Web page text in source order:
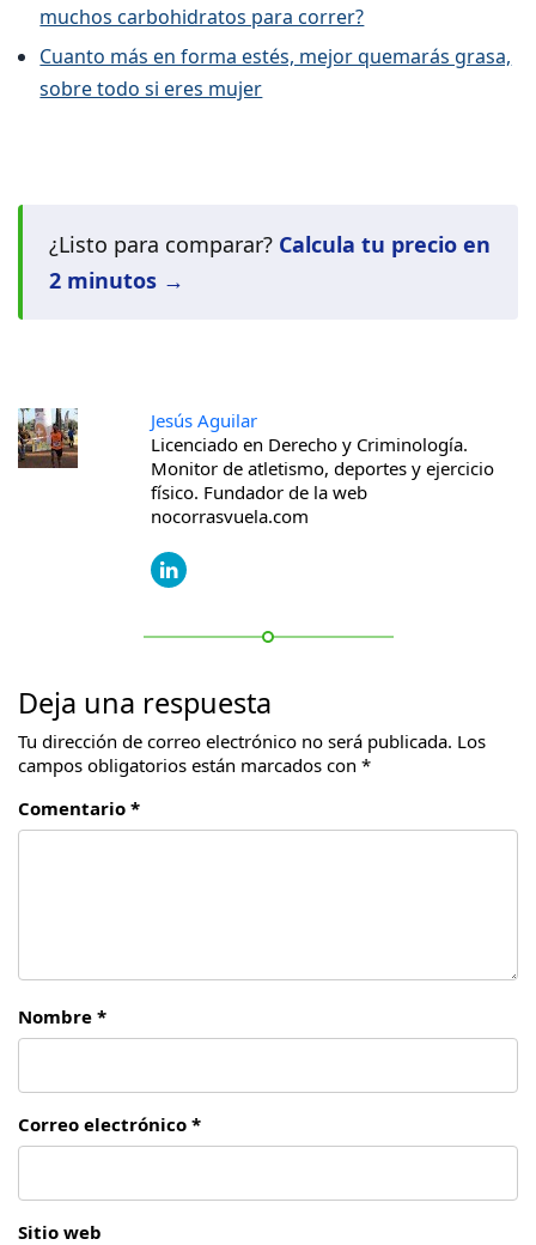
muchos carbohidratos para correr?
Cuanto más en forma estés, mejor quemarás grasa,
sobre todo si eres mujer
¿Listo para comparar? Calcula tu precio en
2 minutos →
Jesús Aguilar
Licenciado en Derecho y Criminología.
Monitor de atletismo, deportes y ejercicio
físico. Fundador de la web
nocorrasvuela.com
Deja una respuesta
Tu dirección de correo electrónico no será publicada. Los
campos obligatorios están marcados con *
Comentario *
Nombre *
Correo electrónico *
Sitio web